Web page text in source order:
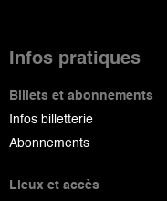
Infos pratiques
Billets et abonnements
Infos billetterie
Abonnements
Lieux et accès